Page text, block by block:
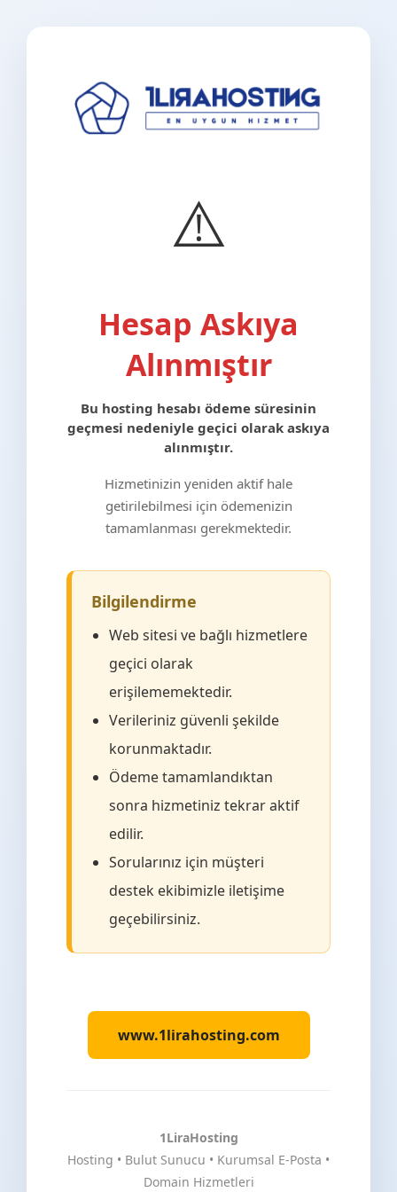
⚠️
Hesap Askıya
Alınmıştır
Bu hosting hesabı ödeme süresinin
geçmesi nedeniyle geçici olarak askıya
alınmıştır.
Hizmetinizin yeniden aktif hale
getirilebilmesi için ödemenizin
tamamlanması gerekmektedir.
Bilgilendirme
Web sitesi ve bağlı hizmetlere
geçici olarak
erişilememektedir.
Verileriniz güvenli şekilde
korunmaktadır.
Ödeme tamamlandıktan
sonra hizmetiniz tekrar aktif
edilir.
Sorularınız için müşteri
destek ekibimizle iletişime
geçebilirsiniz.
www.1lirahosting.com
1LiraHosting
Hosting • Bulut Sunucu • Kurumsal E-Posta •
Domain Hizmetleri